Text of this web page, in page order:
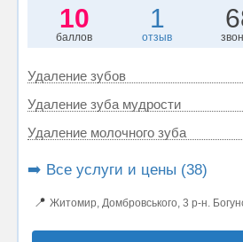
10
баллов
1
отзыв
Удаление зубов
Удаление зуба мудрости
Удаление молочного зуба
➡️ Все услуги и цены (38)
📍 Житомир, Домбровського, 3 р-н.